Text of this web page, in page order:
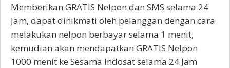
Memberikan GRATIS Nelpon dan SMS selama 24
Jam, dapat dinikmati oleh pelanggan dengan cara
melakukan nelpon berbayar selama 1 menit,
kemudian akan mendapatkan GRATIS Nelpon
1000 menit ke Sesama Indosat selama 24 Jam